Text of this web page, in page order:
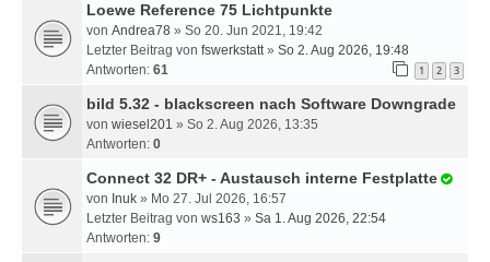
Loewe Reference 75 Lichtpunkte
von Andrea78 » So 20. Jun 2021, 19:42
Letzter Beitrag von fswerkstatt» So 2. Aug 2026, 19:48
Antworten: 61 1 2 3
bild 5.32 - blackscreen nach Software Downgrade
von wiesel201 » So 2. Aug 2026, 13:35
Antworten: 0
Connect 32 DR+ - Austausch interne Festplatte
von Inuk » Mo 27. Jul 2026, 16:57
Letzter Beitrag von ws163 » Sa 1. Aug 2026, 22:54
Antworten: 9